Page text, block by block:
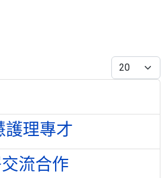
每頁顯示條數
護理專才
流合作